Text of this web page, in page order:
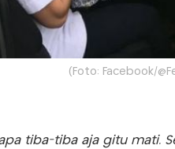
(Foto: Facebook/
tiba-tiba aja gitu mati.